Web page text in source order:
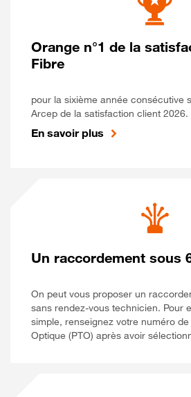
Orange n°1 de la
Fibre
pour la sixième année consécutive
Arcep de la satisfaction client 2026.
En savoir plus
Un raccordement sous
On peut vous proposer un
sans rendez-vous technicien. Pour
simple, renseignez votre numéro
Optique (PTO) après avoir